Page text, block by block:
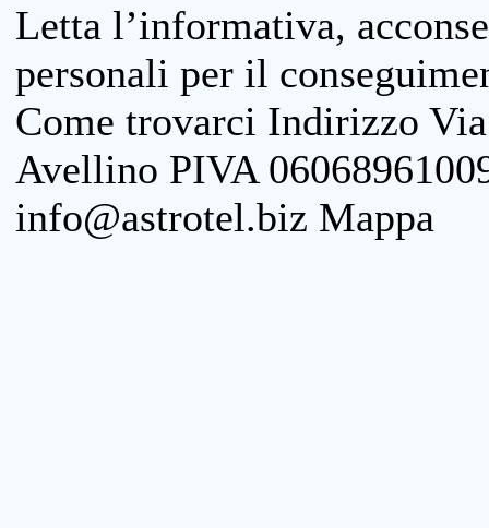
Letta l’informativa,
personali per il
Come trovarci Indirizzo
Avellino PIVA
info@astrotel.biz Mappa